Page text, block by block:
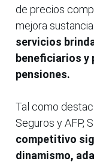
de precios
mejora
servicios
beneficiarios y
pensiones.
Tal como
Seguros y AFP,
competitivo
dinamismo,